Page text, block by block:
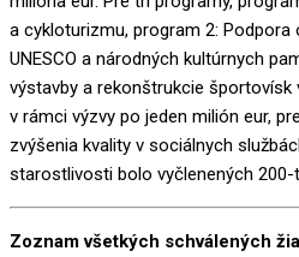
a cykloturizmu, program 2: Podpora
UNESCO a národných kultúrnych
výstavby a rekonštrukcie športovísk
v rámci výzvy po jeden milión eur, pr
zvýšenia kvality v sociálnych
starostlivosti bolo vyčlenených 200-
Zoznam všetkých schválených